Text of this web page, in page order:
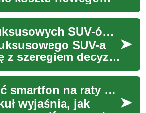
na raty, co często
bez dużego
Oferty luksusowych SUV-ów: przewodnik po zakupie
SUV-a
z szeregiem decyzji
modelu, przez
po
hi...
Jak kupić smartfon na raty bez początkowej wpłaty
wyjaśnia, jak